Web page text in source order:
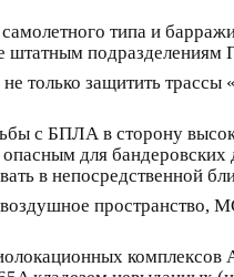
типа и
штатным подразделениям
только защитить
с БПЛА в сторону
для бандеровских
в непосредственной
пространство,